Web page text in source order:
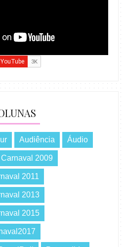
Audiência Áudio
Carnaval 2009
2011
2013
2015